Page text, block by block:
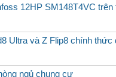
12HP SM148T4VC
Ultra và Z Flip8 chính
ngủ chung cư